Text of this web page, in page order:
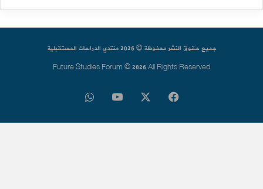
جميع حقوق النشر محفوظة © 2026 منتدي الدراسات المستقبلية
Future Studies Forum © 2026 All Rights Reserved
فيسبوك ‫YouTube